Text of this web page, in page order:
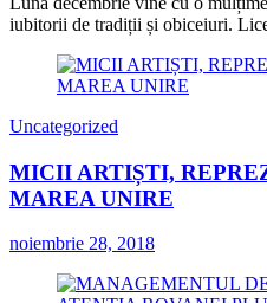
iubitorii de tradiții și obiceiuri.
Uncategorized
MICII ARTIȘTI,
MAREA UNIRE
noiembrie 28, 2018